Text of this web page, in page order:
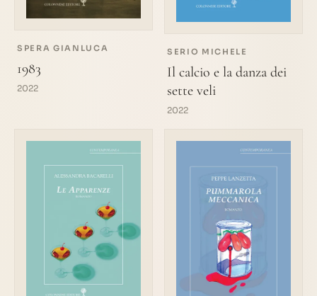
SPERA GIANLUCA
1983
2022
SERIO MICHELE
Il calcio e la danza dei
sette veli
2022